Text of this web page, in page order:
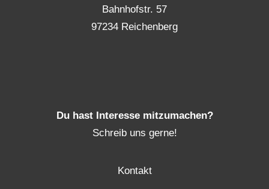
Bahnhofstr. 57
97234 Reichenberg
Du hast Interesse mitzumachen?
Schreib uns gerne!
Kontakt